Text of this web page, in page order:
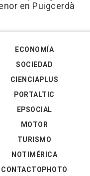
en Puigcerdà
ECONOMÍA
SOCIEDAD
CIENCIAPLUS
PORTALTIC
EPSOCIAL
MOTOR
TURISMO
NOTIMÉRICA
CONTACTOPHOTO